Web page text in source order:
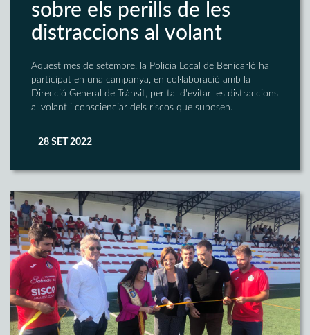
sobre els perills de les
distraccions al volant
Aquest mes de setembre, la Policia Local de Benicarló ha
participat en una campanya, en col·laboració amb la
Direcció General de Trànsit, per tal d'evitar les distraccions
al volant i conscienciar dels riscos que suposen.
28 SET 2022